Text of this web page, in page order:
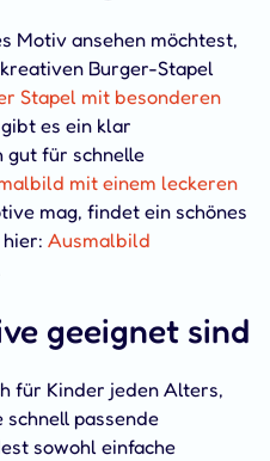
Motiv ansehen möchtest,
Burger-Stapel
Stapel mit besonderen
es ein klar
gut für schnelle
mit einem leckeren
mag, findet ein schönes
Ausmalbild
geeignet sind
für Kinder jeden Alters,
passende
sowohl einfache